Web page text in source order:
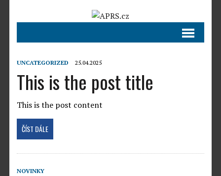
UNCATEGORIZED 25.04.2025
This is the post title
This is the post content
ČÍST DÁLE
NOVINKY